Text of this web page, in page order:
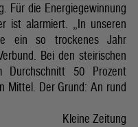
Für die Energiegewinnung
ist alarmiert. „In unseren
ein so trockenes Jahr
Bei den steirischen
Durchschnitt 50 Prozent
Mittel. Der Grund: An rund
Kleine Zeitung